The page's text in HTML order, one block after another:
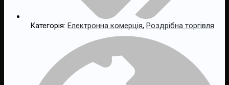
Категорія: Електронна комерція, Роздрібна торгівля